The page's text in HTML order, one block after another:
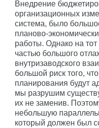
Внедрение
организационных
система, было
планово-
работы. Однако на
частью большого
внутризаводского
большой риск того,
планирования будут
мы разрушим
их не заменив.
небольшую
который должен был